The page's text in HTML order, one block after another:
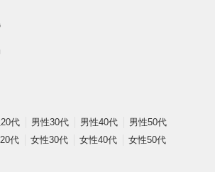
代 男性30代 男性40代
男性50代
代
女性30代 女性40代 女性50代